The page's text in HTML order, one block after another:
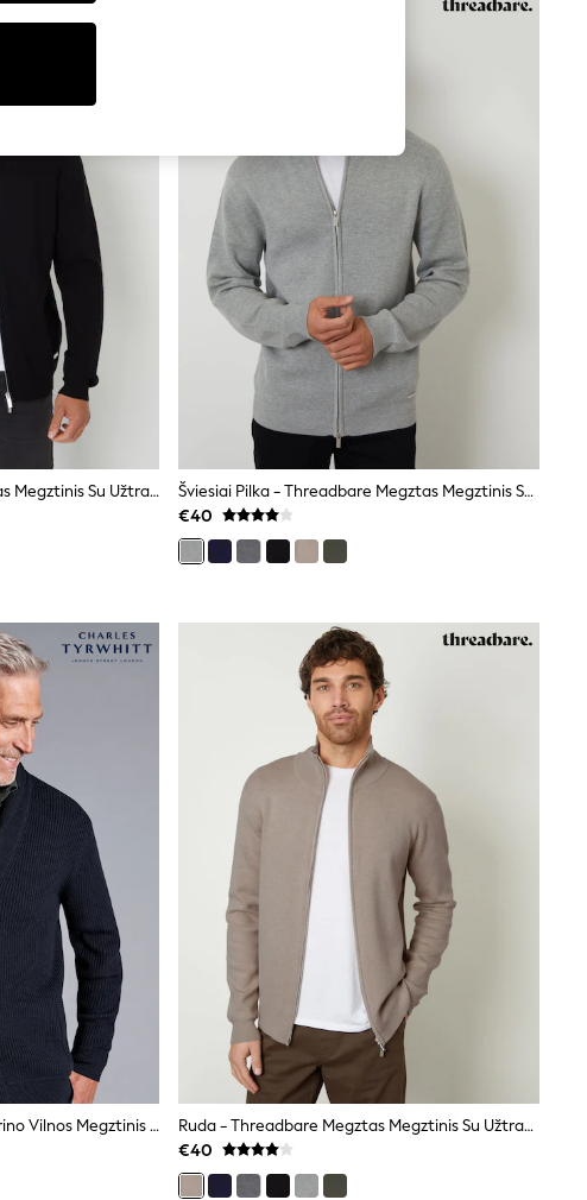
Juoda - Threadbare Megztas Megztinis Su Užtrauktuku Ir Piltuvėlio Formos Kaklu
Šviesiai Pilka - Threadbare Megztas Megztinis Su Užtrauktuku Ir Piltuvėlio Formos Kaklu
€40
Charles Tyrwhitt Storas Merino Vilnos Megztinis Su Skara Ir Kaklu
Ruda - Threadbare Megztas Megztinis Su Užtrauktuku Ir Piltuvėlio Formos Kaklu
€40